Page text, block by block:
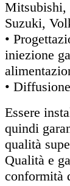
Mitsubishi,
Suzuki,
•
iniezione
•
Essere
quindi
qualità
Qualità e
conformità